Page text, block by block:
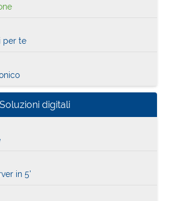
per te
Soluzioni digitali
in 5'